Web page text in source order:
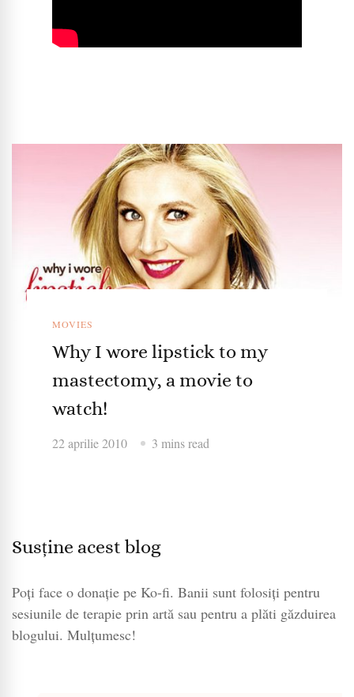
MOVIES
Why I wore lipstick to my
mastectomy, a movie to
watch!
22 aprilie 2010 3 mins read
Susține acest blog
Poți face o donație pe Ko-fi. Banii sunt folosiți pentru
sesiunile de terapie prin artă sau pentru a plăti găzduirea
blogului. Mulțumesc!